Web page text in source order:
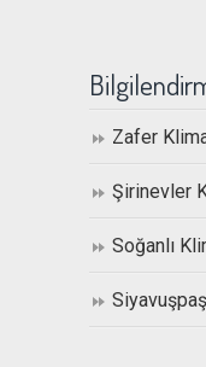
Zafer
Şirinevler
Soğanlı